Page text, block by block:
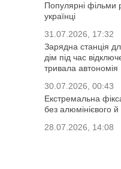
Популярні фільми
українці
31.07.2026, 17:32
Зарядна станція
дім під час
тривала автономія
30.07.2026, 00:43
Екстремальна
без алюмінієвого
28.07.2026, 14:08